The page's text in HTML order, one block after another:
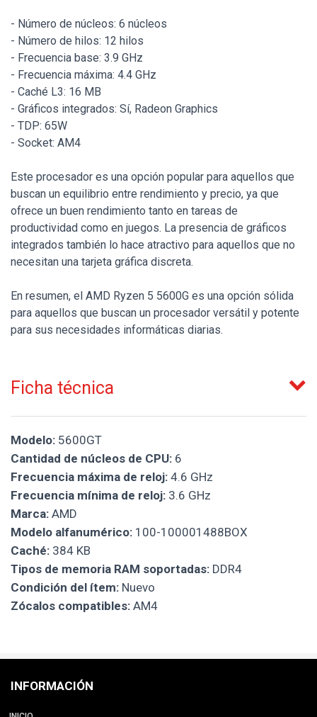
- Número de núcleos: 6 núcleos
- Número de hilos: 12 hilos
- Frecuencia base: 3.9 GHz
- Frecuencia máxima: 4.4 GHz
- Caché L3: 16 MB
- Gráficos integrados: Sí, Radeon Graphics
- TDP: 65W
- Socket: AM4
Este procesador es una opción popular para aquellos que
buscan un equilibrio entre rendimiento y precio, ya que
ofrece un buen rendimiento tanto en tareas de
productividad como en juegos. La presencia de gráficos
integrados también lo hace atractivo para aquellos que no
necesitan una tarjeta gráfica discreta.
En resumen, el AMD Ryzen 5 5600G es una opción sólida
para aquellos que buscan un procesador versátil y potente
para sus necesidades informáticas diarias.
Ficha técnica
Modelo: 5600GT
Cantidad de núcleos de CPU: 6
Frecuencia máxima de reloj: 4.6 GHz
Frecuencia mínima de reloj: 3.6 GHz
Marca: AMD
Modelo alfanumérico: 100-100001488BOX
Caché: 384 KB
Tipos de memoria RAM soportadas: DDR4
Condición del ítem: Nuevo
Zócalos compatibles: AM4
INFORMACIÓN